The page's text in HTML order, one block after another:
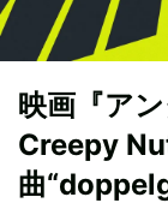
映画『ア
Creepy
曲